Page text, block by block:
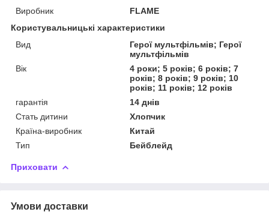
Виробник
FLAME
Користувальницькі характеристики
Вид
Герої мультфільмів; Герої
мультфільмів
Вік
4 роки; 5 років; 6 років; 7
років; 8 років; 9 років; 10
років; 11 років; 12 років
гарантія
14 днів
Стать дитини
Хлопчик
Країна-виробник
Китай
Тип
Бейблейд
Приховати
Умови доставки